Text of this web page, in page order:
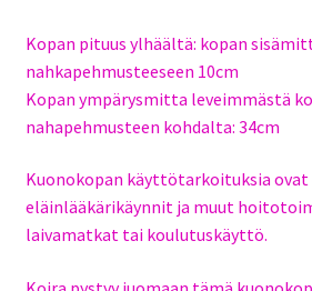
Kopan pituus ylhäältä: kopan
nahkapehmusteeseen 10cm
Kopan ympärysmitta leveimmästä
nahapehmusteen kohdalta: 34cm
Kuonokopan käyttötarkoituksia ovat
eläinlääkärikäynnit ja muut
laivamatkat tai koulutuskäyttö.